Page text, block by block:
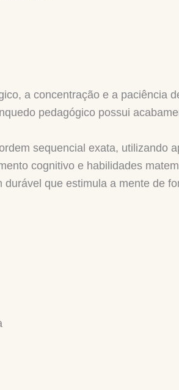
a concentração e a paciência
pedagógico possui
sequencial exata, utilizando
cognitivo e habilidades
durável que estimula a mente de